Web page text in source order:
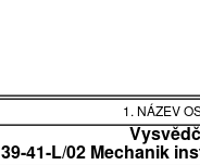
1. NÁZEV
39-41-L/02 Mechanik